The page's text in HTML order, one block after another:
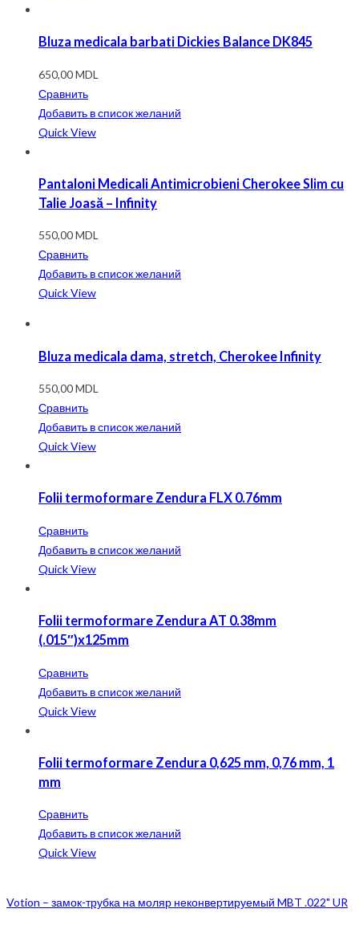
Bluza medicala barbati Dickies Balance DK845
650,00MDL
Сравнить
Добавить в список желаний
Quick View
Pantaloni Medicali Antimicrobieni Cherokee Slim cu
Talie Joasă – Infinity
550,00MDL
Сравнить
Добавить в список желаний
Quick View
Bluza medicala dama, stretch, Cherokee Infinity
550,00MDL
Сравнить
Добавить в список желаний
Quick View
Folii termoformare Zendura FLX 0.76mm
Сравнить
Добавить в список желаний
Quick View
Folii termoformare Zendura AT 0.38mm
(.015″)x125mm
Сравнить
Добавить в список желаний
Quick View
Folii termoformare Zendura 0,625 mm, 0,76 mm, 1
mm
Сравнить
Добавить в список желаний
Quick View
Votion – замок-трубка на моляр неконвертируемый MBT .022" UR